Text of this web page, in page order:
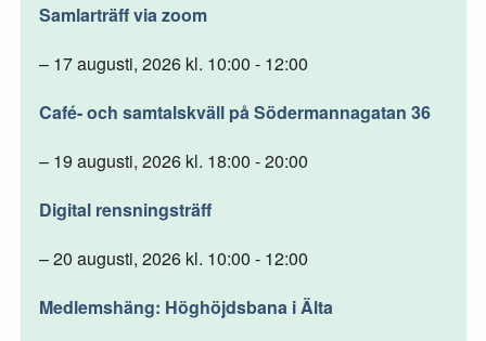
Samlarträff via zoom
– 17 augusti, 2026 kl. 10:00 - 12:00
Café- och samtalskväll på Södermannagatan 36
– 19 augusti, 2026 kl. 18:00 - 20:00
Digital rensningsträff
– 20 augusti, 2026 kl. 10:00 - 12:00
Medlemshäng: Höghöjdsbana i Älta